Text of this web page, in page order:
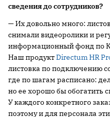
сведения до сотрудников?
— Их довольно много:
снимали видеоролики и
информационный фонд по
Наш продуктDirectum HR
листовка по подключению
где по шагам расписано:
но ее хорошо бы обогатить
У каждого конкретного
поэтому и для персонала